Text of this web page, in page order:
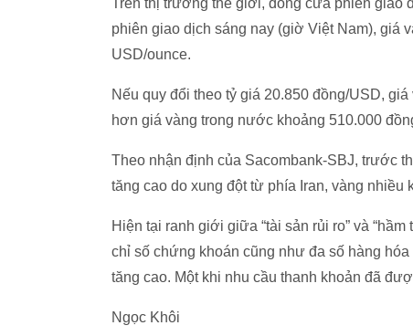
Trên thị trường thế giới, đóng cửa phiên giao
phiên giao dịch sáng nay (giờ Việt Nam), giá
USD/ounce.
Nếu quy đổi theo tỷ giá 20.850 đồng/USD,
hơn giá vàng trong nước khoảng 510.000
Theo nhận định của Sacombank-SBJ, trước
tăng cao do xung đột từ phía Iran, vàng nhiều
Hiện tại ranh giới giữa “tài sản rủi ro” và
chỉ số chứng khoán cũng như đa số hàng
tăng cao. Một khi nhu cầu thanh khoản đã
Ngọc Khôi